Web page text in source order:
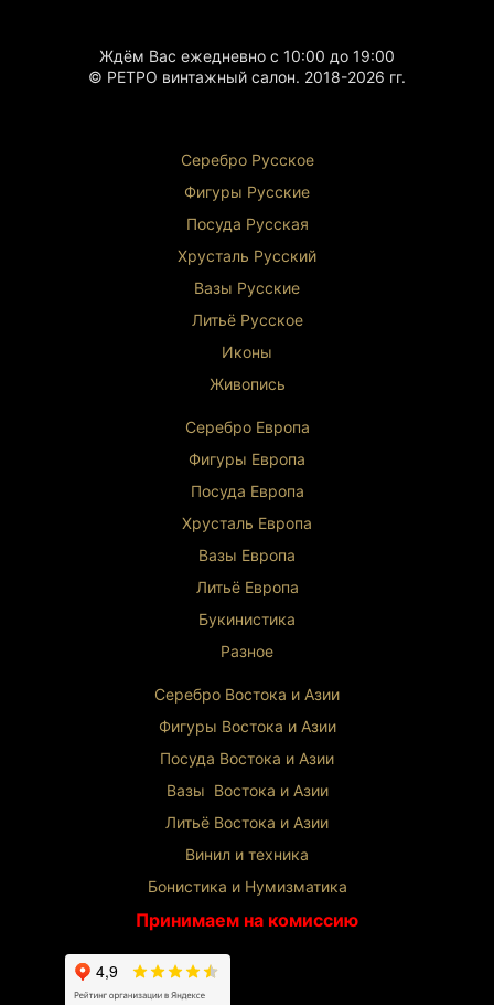
Ждём Вас ежедневно с 10:00 до 19:00
© РЕТРО винтажный салон. 2018-2026 гг.
Серебро Русское
Фигуры Русские
Посуда Русская
Хрусталь Русский
Вазы Русские
Литьё Русское
Иконы
Живопись
Серебро Европа
Фигуры Европа
Посуда Европа
Хрусталь Европа
Вазы Европа
Литьё Европа
Букинистика
Разное
Серебро Востока и Азии
Фигуры Востока и Азии
Посуда Востока и Азии
Вазы Востока и Азии
Литьё Востока и Азии
Винил и техника
Бонистика и Нумизматика
Принимаем на комиссию